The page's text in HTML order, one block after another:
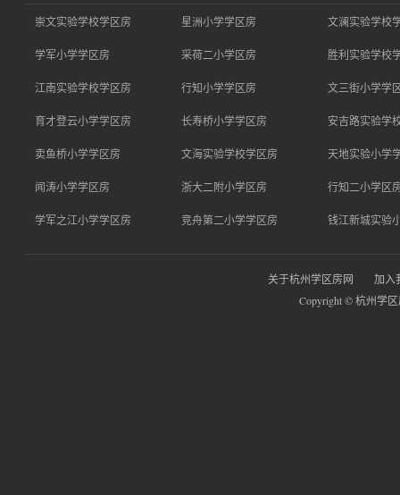
崇文实验学校学区房 星洲小学学区房 文澜实验学校
学军小学学区房 采荷二小学区房 胜利实验学校
江南实验学校学区房 行知小学学区房 文三街小学学
育才登云小学学区房 长寿桥小学学区房 安吉路实验学
卖鱼桥小学学区房 文海实验学校学区房 天地实验小学
闻涛小学学区房 浙大二附小学区房 行知二小学区
学军之江小学学区房 竞舟第二小学学区房 钱江新城实验
关于杭州学区房网
加入
Copyright © 杭州学